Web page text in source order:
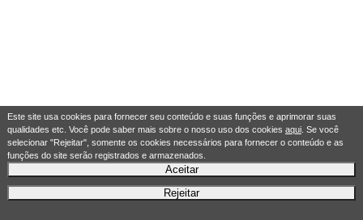
Este site usa cookies para fornecer seu conteúdo e suas funções e aprimorar suas
qualidades etc. Você pode saber mais sobre o nosso uso dos cookies aqui. Se você
selecionar "Rejeitar", somente os cookies necessários para fornecer o conteúdo e as
funções do site serão registrados e armazenados.
Aceitar
Rejeitar